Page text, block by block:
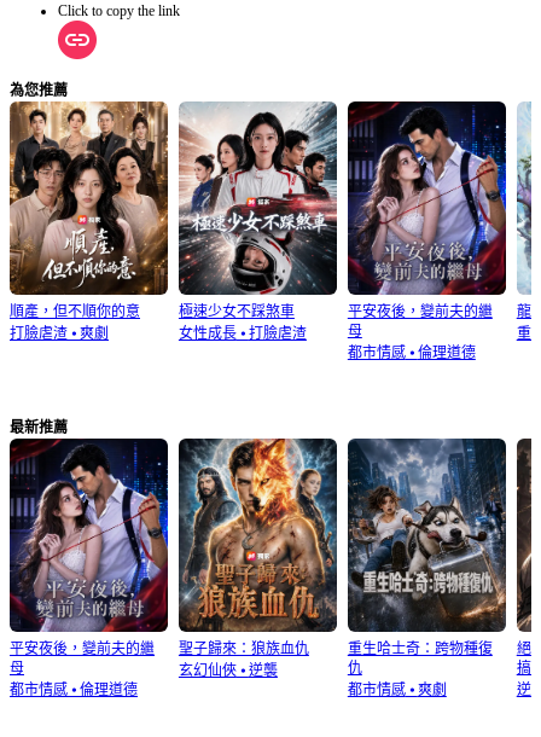
Click to copy the link
為您推薦
順產，但不順你的意
打臉虐渣 ⦁ 爽劇
極速少女不踩煞車
女性成長⦁ 打臉虐渣
平安夜後，變前夫的繼
母
都市情感⦁ 倫理道德
龍
重
最新推薦
平安夜後，變前夫的繼
母
都市情感 ⦁ 倫理道德
聖子歸來：狼族血仇
玄幻仙俠⦁ 逆襲
重生哈士奇：跨物種復
仇
都市情感⦁ 爽劇
絕
搞
逆